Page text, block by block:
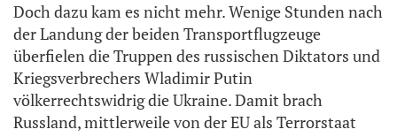
Doch dazu kam es nicht mehr. Wenige Stunden nach
der Landung der beiden Transportflugzeuge
überfielen die Truppen des russischen Diktators und
Kriegsverbrechers Wladimir Putin
völkerrechtswidrig die Ukraine. Damit brach
Russland, mittlerweile von der EU als Terrorstaat